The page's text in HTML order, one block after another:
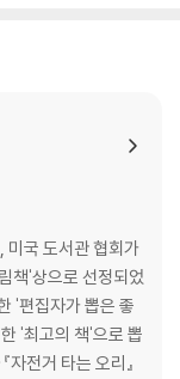
미국 도서관 협회가
책'상으로 선정되었
'편집자가 뽑은 좋
'최고의 책'으로 뽑
자전거 타는 오리』